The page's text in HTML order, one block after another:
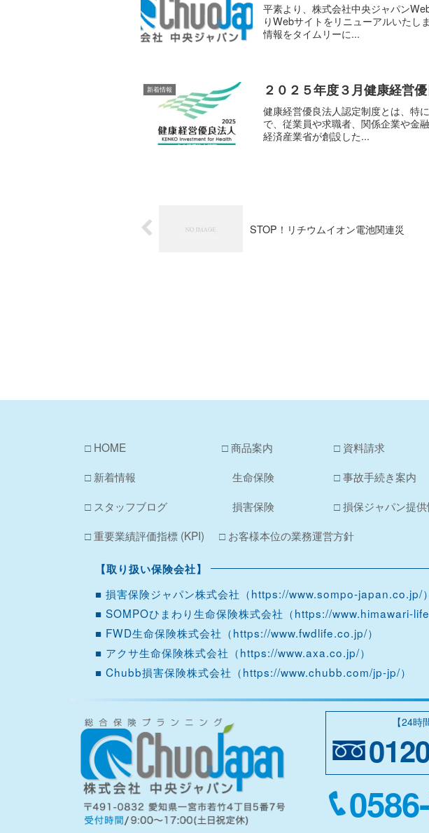
平素より、株式会社中央ジャパン
りWebサイトをリニューアルいたし
情報をタイムリーに...
新着情報 ２０２５年度３月健康経営
健康経営優良法人認定制度とは、特
で、従業員や求職者、関係企業や金
経済産業省が創設した...
STOP！リチウムイオン電池関連災
□ HOME
□ 新着情報
□ スタッフブログ
□ 商品案内
生命保険
損害保険
□ 資料請求
□ 事故手続き案内
□ 損保ジャパン提
□ 重要業績評価指標 (KPI)
□ お客様本位の業務運営方針
【取り扱い保険会社】
■ 損害保険ジャパン株式会社（https://www.sompo-japan.co.jp/）
■ SOMPOひまわり生命保険株式会社（https://www.himawari-
■ FWD生命保険株式会社（https://www.fwdlife.co.jp/）
■ アクサ生命保険株式会社（https://www.axa.co.jp/）
■ Chubb損害保険株式会社（https://www.chubb.com/jp-jp/）
【24時